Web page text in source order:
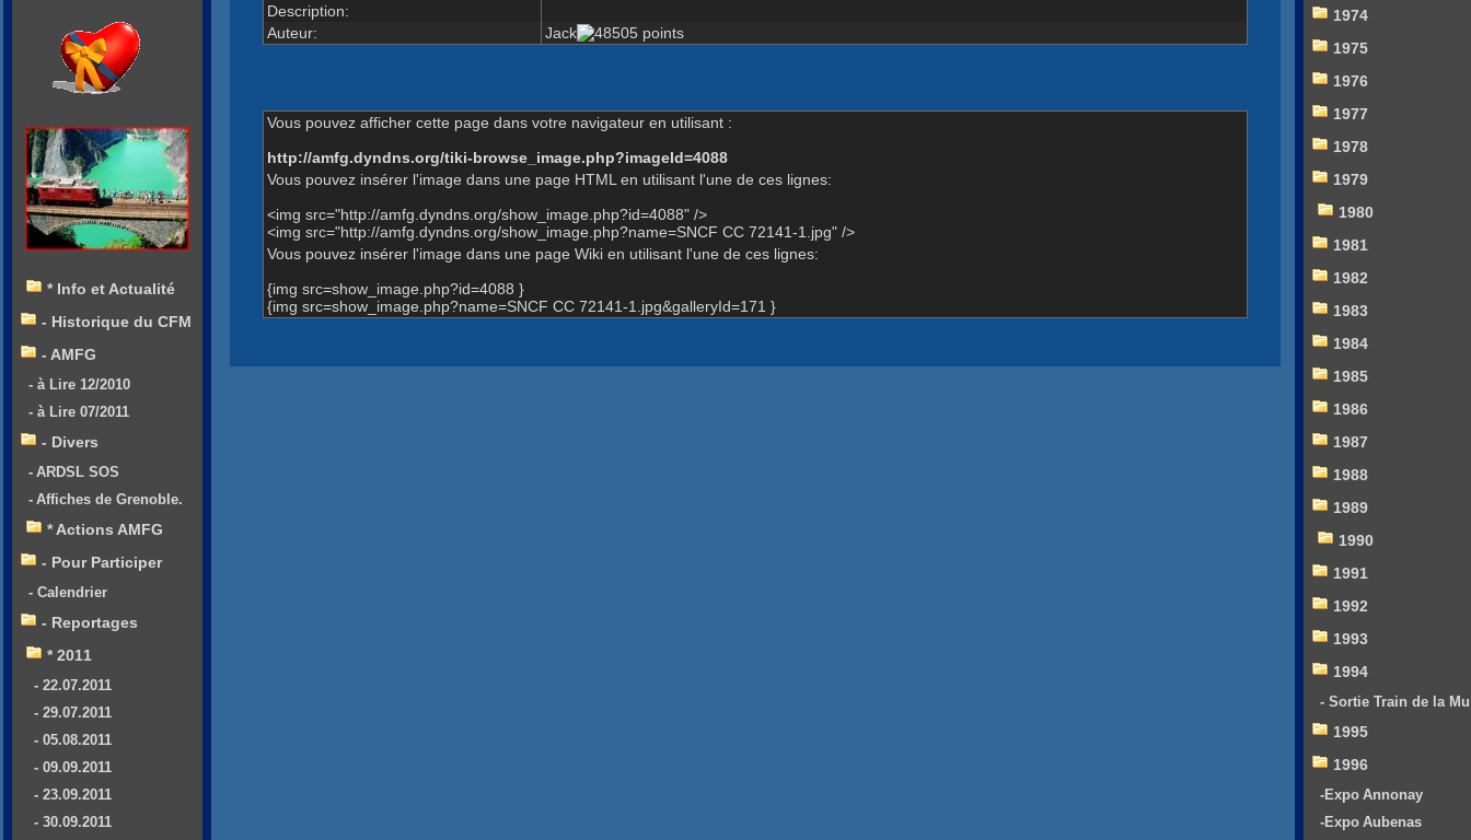
Description:
Auteur:
Jack
Vous pouvez afficher cette page dans votre navigateur en utilisant :
http://amfg.dyndns.org/tiki-browse_image.php?imageId=4088
Vous pouvez insérer l'image dans une page HTML en utilisant l'une de ces lignes:
<img src="http://amfg.dyndns.org/show_image.php?id=4088" />
<img src="http://amfg.dyndns.org/show_image.php?name=SNCF CC 72141-1.jpg" />
Vous pouvez insérer l'image dans une page Wiki en utilisant l'une de ces lignes:
{img src=show_image.php?id=4088 }
{img src=show_image.php?name=SNCF CC 72141-1.jpg&galleryId=171 }
* Info et Actualité
- Historique du CFM
- AMFG
- à Lire 12/2010
- à Lire 07/2011
- Divers
- ARDSL SOS
- Affiches de Grenoble.
* Actions AMFG
- Pour Participer
- Calendrier
- Reportages
* 2011
- 22.07.2011
- 29.07.2011
- 05.08.2011
- 09.09.2011
- 23.09.2011
- 30.09.2011
1974
1975
1976
1977
1978
1979
1980
1981
1982
1983
1984
1985
1986
1987
1988
1989
1990
1991
1992
1993
1994
- Sortie Train de la
1995
1996
-Expo Annonay
-Expo Aubenas